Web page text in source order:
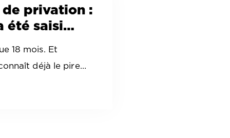
de privation :
été saisi…
18 mois. Et
déjà le pire…